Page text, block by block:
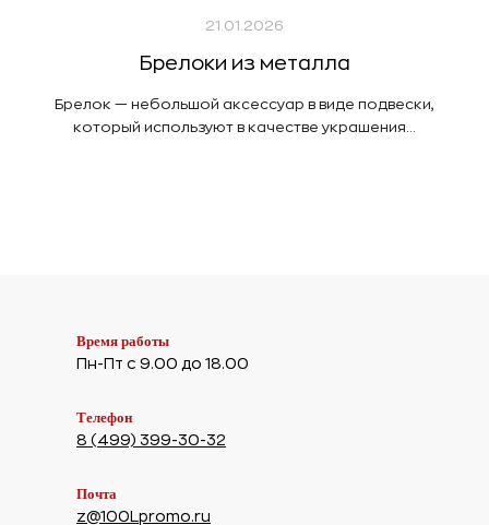
21.01.2026
Брелоки из металла
Брелок — небольшой аксессуар в виде подвески,
который используют в качестве украшения...
Время работы
Пн-Пт с 9.00 до 18.00
Телефон
8 (499) 399-30-32
Почта
z@100Lpromo.ru